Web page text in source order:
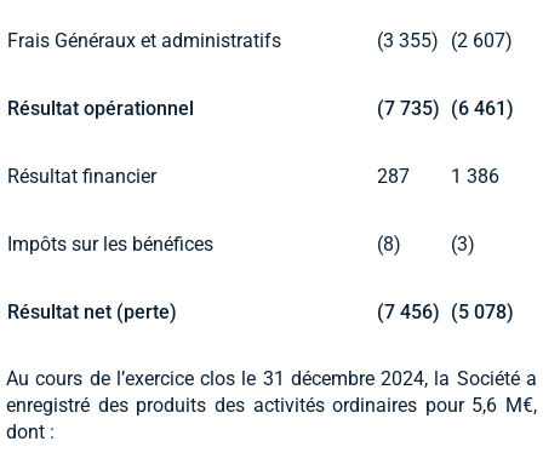
Frais Généraux et administratifs (3 355) (2 607)
Résultat opérationnel (7 735) (6 461)
Résultat financier 287 1 386
Impôts sur les bénéfices (8) (3)
Résultat net (perte) (7 456) (5 078)
Au cours de l’exercice clos le 31 décembre 2024, la Société a
enregistré des produits des activités ordinaires pour 5,6 M€,
dont :